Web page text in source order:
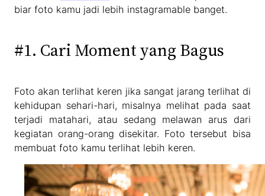
biar foto kamu jadi lebih instagramable banget.
#1. Cari Moment yang Bagus
Foto akan terlihat keren jika sangat jarang terlihat di
kehidupan sehari-hari, misalnya melihat pada saat
terjadi matahari, atau sedang melawan arus dari
kegiatan orang-orang disekitar. Foto tersebut bisa
membuat foto kamu terlihat lebih keren.